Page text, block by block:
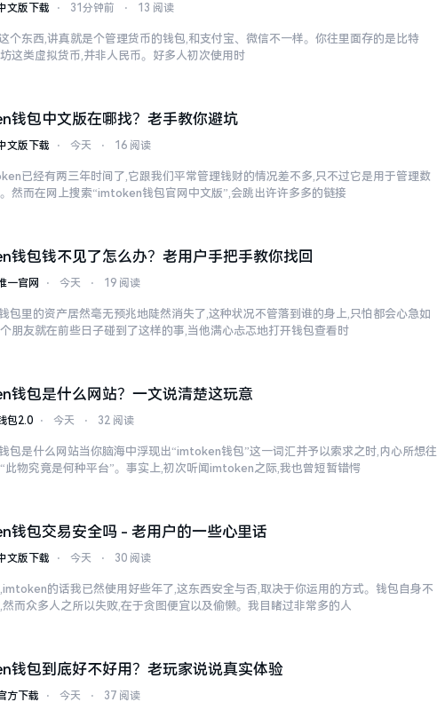
文版下载 ⋅ 31分钟前 ⋅ 13 阅读
个东西,讲真就是个管理货币的钱包,和支付宝、微信不一样。你往里面存的是比特
这类虚拟货币,并非人民币。好多人初次使用时
钱包中文版在哪找？老手教你避坑
文版下载 ⋅ 今天 ⋅ 16 阅读
已经有两三年时间了,它跟我们平常管理钱财的情况差不多,只不过它是用于管理数
然而在网上搜索“imtoken钱包官网中文版”,会跳出许许多多的链接
钱包钱不见了怎么办？老用户手把手教你找回
一官网 ⋅ 今天 ⋅ 19 阅读
包里的资产居然毫无预兆地陡然消失了,这种状况不管落到谁的身上,只怕都会心急如
朋友就在前些日子碰到了这样的事,当他满心忐忑地打开钱包查看时
钱包是什么网站？一文说清楚这玩意
包2.0 ⋅ 今天 ⋅ 32 阅读
包是什么网站当你脑海中浮现出“imtoken钱包”这一词汇并予以索求之时,内心所想往
此物究竟是何种平台”。事实上,初次听闻imtoken之际,我也曾短暂错愕
钱包交易安全吗 - 老用户的一些心里话
文版下载 ⋅ 今天 ⋅ 30 阅读
的话我已然使用好些年了,这东西安全与否,取决于你运用的方式。钱包自身不
然而众多人之所以失败,在于贪图便宜以及偷懒。我目睹过非常多的人
钱包到底好不好用？老玩家说说真实体验
方下载 ⋅ 今天 ⋅ 37 阅读